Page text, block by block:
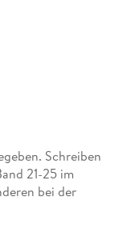
Schreiben
21-25 im
bei der